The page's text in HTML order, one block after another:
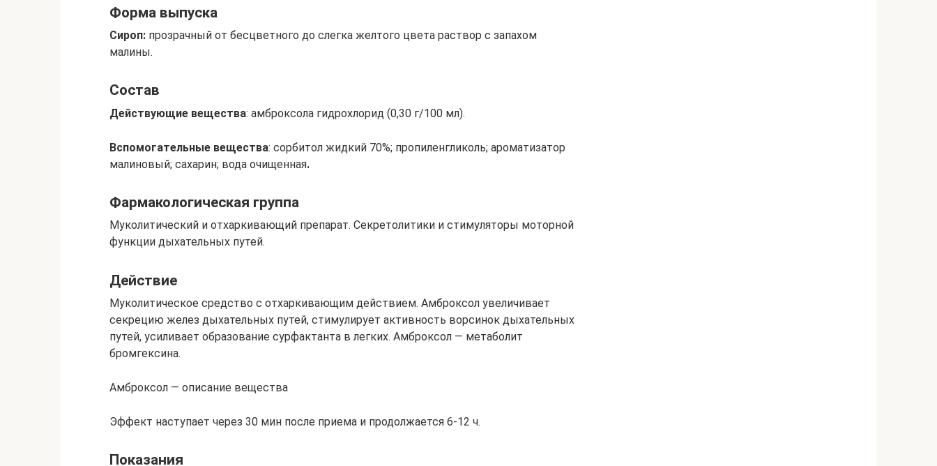
Форма выпуска
Сироп: прозрачный от бесцветного до слегка желтого цвета раствор с запахом
малины.
Состав
Действующие вещества: амброксола гидрохлорид (0,30 г/100 мл).
Вспомогательные вещества: сорбитол жидкий 70%; пропиленгликоль; ароматизатор
малиновый; сахарин; вода очищенная.
Фармакологическая группа
Муколитический и отхаркивающий препарат. Секретолитики и стимуляторы моторной
функции дыхательных путей.
Действие
Муколитическое средство с отхаркивающим действием. Амброксол увеличивает
секрецию желез дыхательных путей, стимулирует активность ворсинок дыхательных
путей, усиливает образование сурфактанта в легких. Амброксол — метаболит
бромгексина.
Амброксол — описание вещества
Эффект наступает через 30 мин после приема и продолжается 6-12 ч.
Показания